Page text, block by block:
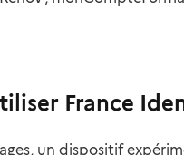
France
un dispositif